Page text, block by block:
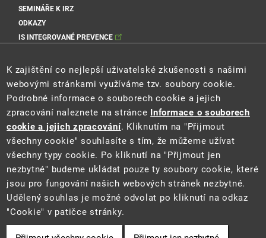
SEMINÁŘE K IRZ
ODKAZY
IS INTEGROVANÉ PREVENCE
Sociální sítě Cenia
2021 © Ministerstvo životního prostředí
K zajištění co nejlepší uživatelské zkušenosti s našimi
webovými stránkami využíváme tzv. soubory cookie.
Podrobné informace o souborech cookie a jejich
zpracování naleznete na stránce Informace o souborech
cookie a jejich zpracování. Kliknutím na "Přijmout
všechny cookie" souhlasíte s tím, že můžeme užívat
všechny typy cookie. Po kliknutí na "Přijmout jen
nezbytné" budeme ukládat pouze ty soubory cookie, které
jsou pro fungování našich webových stránek nezbytné.
Udělený souhlas je možné odvolat po kliknutí na odkaz
"Cookie" v patičce stránky.